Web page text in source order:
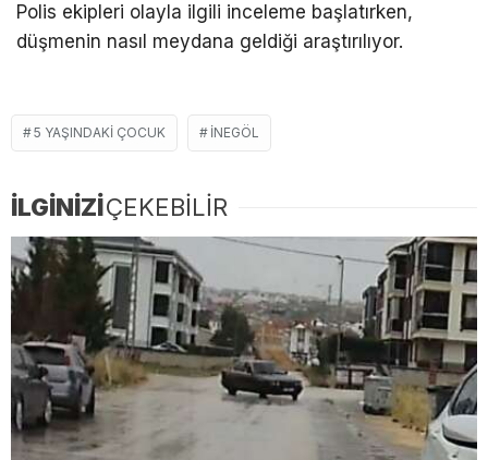
Polis ekipleri olayla ilgili inceleme başlatırken,
düşmenin nasıl meydana geldiği araştırılıyor.
5 YAŞINDAKI ÇOCUK İNEGÖL
İLGİNİZİÇEKEBİLİR